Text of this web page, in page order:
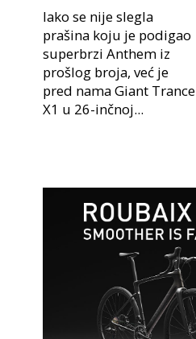
Iako se nije slegla
prašina koju je podigao
superbrzi Anthem iz
prošlog broja, već je
pred nama Giant Trance
X1 u 26-inčnoj...